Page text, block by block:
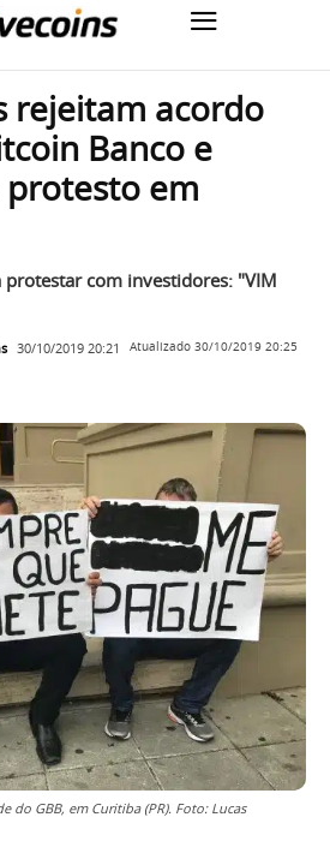
rejeitam acordo
Banco e
em
com investidores: "VIM
30/10/2019 20:21 Atualizado 30/10/2019 20:25
do GBB, em Curitiba (PR). Foto: Lucas